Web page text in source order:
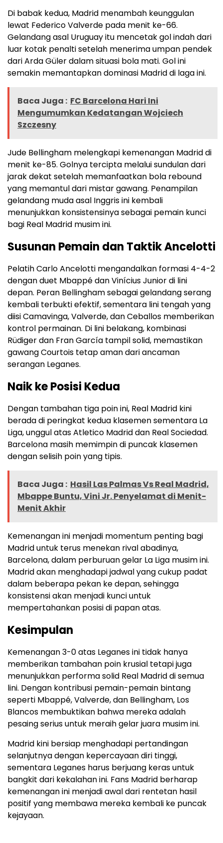
Di babak kedua, Madrid menambah keunggulan
lewat Federico Valverde pada menit ke-66.
Gelandang asal Uruguay itu mencetak gol indah dari
luar kotak penalti setelah menerima umpan pendek
dari Arda Güler dalam situasi bola mati. Gol ini
semakin memantapkan dominasi Madrid di laga ini.
Baca Juga : FC Barcelona Hari Ini
Mengumumkan Kedatangan Wojciech
Szczesny
Jude Bellingham melengkapi kemenangan Madrid di
menit ke-85. Golnya tercipta melalui sundulan dari
jarak dekat setelah memanfaatkan bola rebound
yang memantul dari mistar gawang. Penampilan
gelandang muda asal Inggris ini kembali
menunjukkan konsistensinya sebagai pemain kunci
bagi Real Madrid musim ini​.
Susunan Pemain dan Taktik Ancelotti
Pelatih Carlo Ancelotti mengandalkan formasi 4-4-2
dengan duet Mbappé dan Vinícius Junior di lini
depan. Peran Bellingham sebagai gelandang serang
kembali terbukti efektif, sementara lini tengah yang
diisi Camavinga, Valverde, dan Ceballos memberikan
kontrol permainan. Di lini belakang, kombinasi
Rüdiger dan Fran García tampil solid, memastikan
gawang Courtois tetap aman dari ancaman
serangan Leganes​.
Naik ke Posisi Kedua
Dengan tambahan tiga poin ini, Real Madrid kini
berada di peringkat kedua klasemen sementara La
Liga, unggul atas Atletico Madrid dan Real Sociedad.
Barcelona masih memimpin di puncak klasemen
dengan selisih poin yang tipis.
Baca Juga : Hasil Las Palmas Vs Real Madrid,
Mbappe Buntu, Vini Jr. Penyelamat di Menit-
Menit Akhir
Kemenangan ini menjadi momentum penting bagi
Madrid untuk terus menekan rival abadinya,
Barcelona, dalam perburuan gelar La Liga musim ini.
Madrid akan menghadapi jadwal yang cukup padat
dalam beberapa pekan ke depan, sehingga
konsistensi akan menjadi kunci untuk
mempertahankan posisi di papan atas​.
Kesimpulan
Kemenangan 3-0 atas Leganes ini tidak hanya
memberikan tambahan poin krusial tetapi juga
menunjukkan performa solid Real Madrid di semua
lini. Dengan kontribusi pemain-pemain bintang
seperti Mbappé, Valverde, dan Bellingham, Los
Blancos membuktikan bahwa mereka adalah
pesaing serius untuk meraih gelar juara musim ini.
Madrid kini bersiap menghadapi pertandingan
selanjutnya dengan kepercayaan diri tinggi,
sementara Leganes harus berjuang keras untuk
bangkit dari kekalahan ini. Fans Madrid berharap
kemenangan ini menjadi awal dari rentetan hasil
positif yang membawa mereka kembali ke puncak
kejayaan.